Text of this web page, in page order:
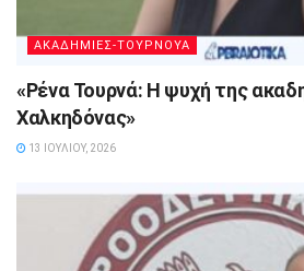
ΑΚΑΔΗΜΙΕΣ-ΤΟΥΡΝΟΥΑ
«Ρένα Τουρνά: Η ψυχή της
Χαλκηδόνας»
13 ΙΟΥΛΊΟΥ, 2026